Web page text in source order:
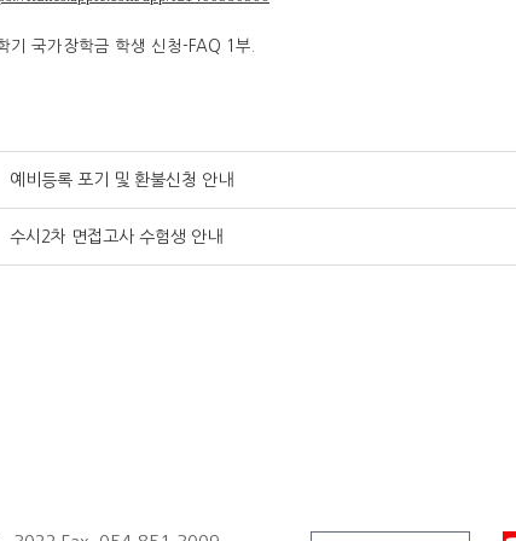
기 국가장학금 학생 신청-FAQ 1부.
예비등록 포기 및 환불신청 안내
수시2차 면접고사 수험생 안내